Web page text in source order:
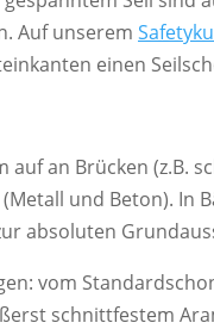
Auf unserem
einen
an Brücken (z.B.
und Beton). In
absoluten
vom
schnittfestem